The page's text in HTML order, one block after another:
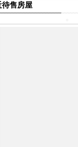
待售房屋